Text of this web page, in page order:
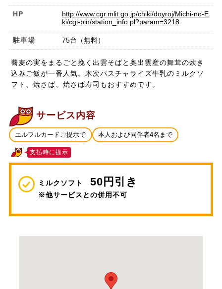
HP
http://www.cgr.mlit.go.jp/chiki/doyroj/Michi-no-E
ki/cgi-bin/station_info.pl?param=3218
駐車場 75台（無料）
蕎麦の実をまるごと挽く出雲そばと奥出雲産の舞茸の炊き
込みご飯が一番人気。木次パスチャライズ牛乳のミルクソ
フト、焼さば、焼さば寿司もおすすめです。
サービス内容
エルフルカードご提示で 本人および同伴者4名まで
支払時に提示
ミルクソフト50円引き
※他サービスとの併用不可